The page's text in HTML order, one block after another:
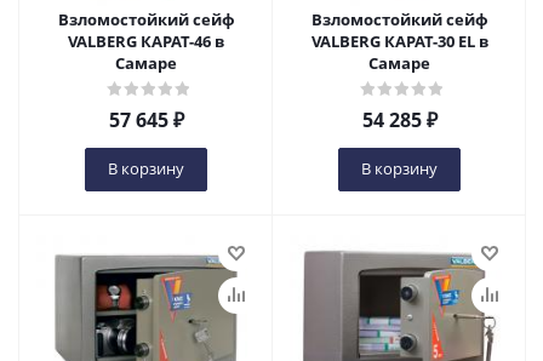
Взломостойкий сейф
VALBERG КАРАТ-46 в
Самаре
57 645₽
В корзину
Взломостойкий сейф
VALBERG КАРАТ-30 EL в
Самаре
54 285₽
В корзину